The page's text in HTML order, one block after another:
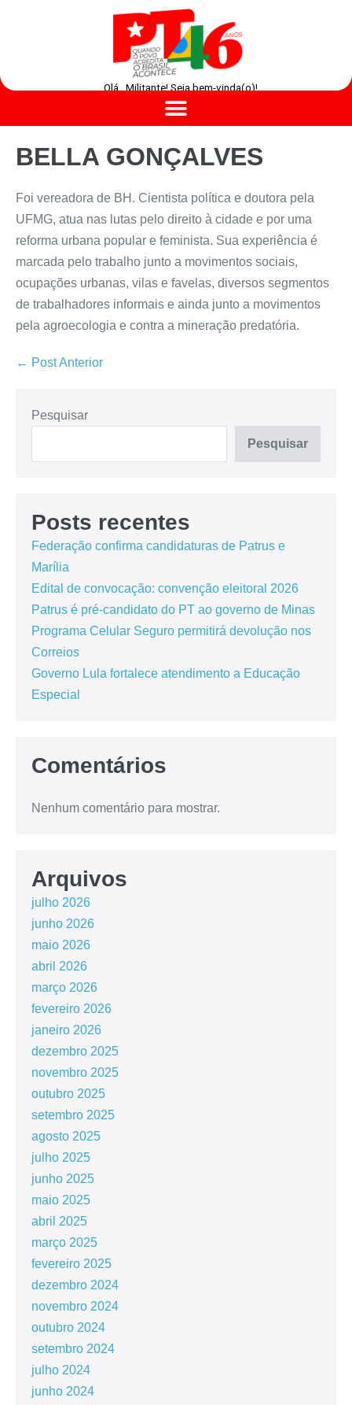
Olá , Militante! Seja bem-vinda(o)!
BELLA GONÇALVES
Foi vereadora de BH. Cientista política e doutora pela
UFMG, atua nas lutas pelo direito à cidade e por uma
reforma urbana popular e feminista. Sua experiência é
marcada pelo trabalho junto a movimentos sociais,
ocupações urbanas, vilas e favelas, diversos segmentos
de trabalhadores informais e ainda junto a movimentos
pela agroecologia e contra a mineração predatória.
← Post Anterior
Pesquisar
Pesquisar
Posts recentes
Federação confirma candidaturas de Patrus e
Marília
Edital de convocação: convenção eleitoral 2026
Patrus é pré-candidato do PT ao governo de Minas
Programa Celular Seguro permitirá devolução nos
Correios
Governo Lula fortalece atendimento a Educação
Especial
Comentários
Nenhum comentário para mostrar.
Arquivos
julho 2026
junho 2026
maio 2026
abril 2026
março 2026
fevereiro 2026
janeiro 2026
dezembro 2025
novembro 2025
outubro 2025
setembro 2025
agosto 2025
julho 2025
junho 2025
maio 2025
abril 2025
março 2025
fevereiro 2025
dezembro 2024
novembro 2024
outubro 2024
setembro 2024
julho 2024
junho 2024